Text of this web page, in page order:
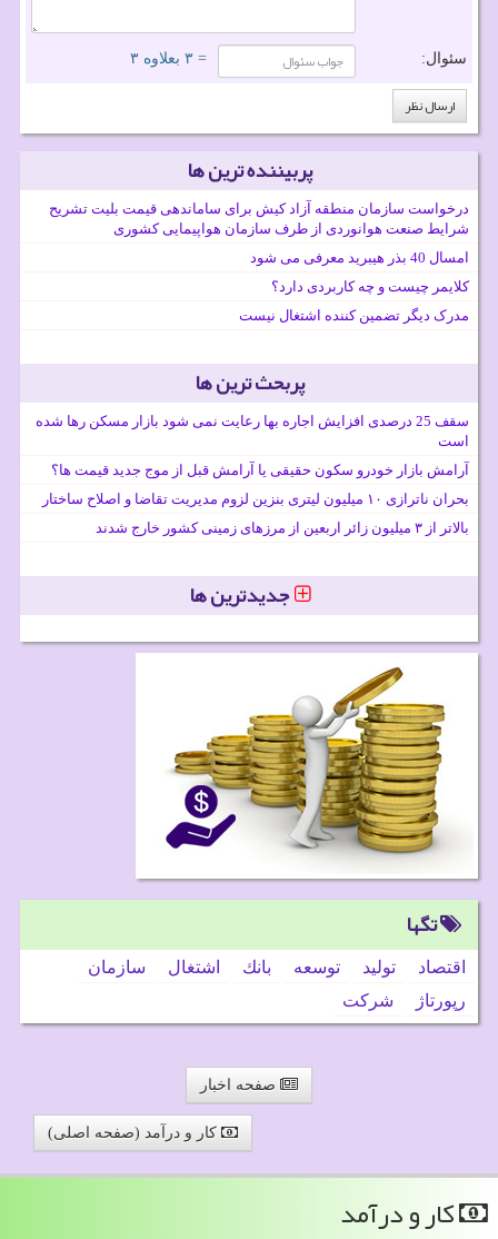
سئوال: = ۳ بعلاوه ۳
پربیننده ترین ها
درخواست سازمان منطقه آزاد کیش برای ساماندهی قیمت بلیت تشریح
شرایط صنعت هوانوردی از طرف سازمان هواپیمایی کشوری
امسال 40 بذر هیبرید معرفی می شود
کلایمر چیست و چه کاربردی دارد؟
مدرک دیگر تضمین کننده اشتغال نیست
پربحث ترین ها
سقف 25 درصدی افزایش اجاره بها رعایت نمی شود بازار مسکن رها شده
است
آرامش بازار خودرو سکون حقیقی یا آرامش قبل از موج جدید قیمت ها؟
بحران ناترازی ۱۰ میلیون لیتری بنزین لزوم مدیریت تقاضا و اصلاح ساختار
بالاتر از ۳ میلیون زائر اربعین از مرزهای زمینی کشور خارج شدند
جدیدترین ها
تگها
اقتصاد تولید توسعه بانك اشتغال
سازمان
رپورتاژ
شركت
صفحه اخبار
کار و درآمد (صفحه اصلی)
كار و درآمد